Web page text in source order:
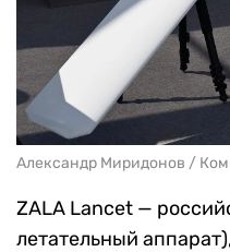
Александр Миридонов /
ZALA Lancet —
летательный